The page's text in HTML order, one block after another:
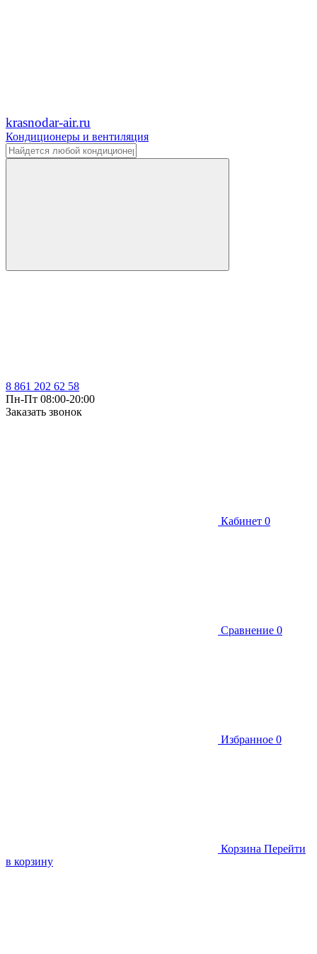
krasnodar-air.ru
Кондиционеры и вентиляция
8 861 202 62 58
Пн-Пт 08:00-20:00
Заказать звонок
Кабинет 0
Сравнение 0
Избранное 0
Корзина Перейти
в корзину